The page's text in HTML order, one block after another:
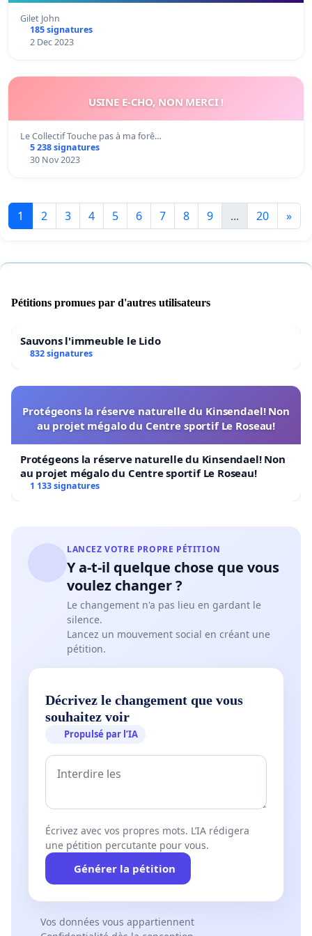
Gilet John
185 signatures
2 Dec 2023
USINE E-CHO, NON MERCI !
Le Collectif Touche pas à ma forê…
5 238 signatures
30 Nov 2023
1 2 3 4 5 6 7 8 9 ... 20 »
Pétitions promues par d'autres utilisateurs
Sauvons l'immeuble le Lido
832 signatures
Protégeons la réserve naturelle du Kinsendael! Non
au projet mégalo du Centre sportif Le Roseau!
Protégeons la réserve naturelle du Kinsendael! Non
au projet mégalo du Centre sportif Le Roseau!
1 133 signatures
LANCEZ VOTRE PROPRE PÉTITION
Y a-t-il quelque chose que vous
voulez changer ?
Le changement n'a pas lieu en gardant le
silence.
Lancez un mouvement social en créant une
pétition.
Décrivez le changement que vous
souhaitez voir
Propulsé par l’IA
Écrivez avec vos propres mots. L’IA rédigera
une pétition percutante pour vous.
Générer la pétition
Vos données vous appartiennent